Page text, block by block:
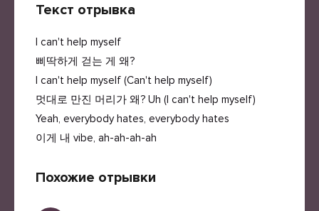
Текст отрывка
I can't help myself
삐딱하게 걷는 게 왜?
I can't help myself (Can't help myself)
멋대로 만진 머리가 왜? Uh (I can't help myself)
Yeah, everybody hates, everybody hates
이게 내 vibe, ah-ah-ah-ah
Похожие отрывки